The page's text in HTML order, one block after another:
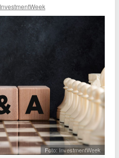
InvestmentWeek
Foto: InvestmentWeek